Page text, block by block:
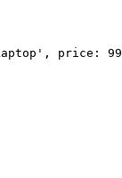
price: